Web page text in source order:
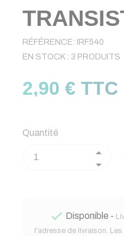
RÉFÉRENCE: IRF540
EN STOCK : 3 PRODUITS
2,90 € TTC
Quantité
 Disponible -
l’adresse de livraison.